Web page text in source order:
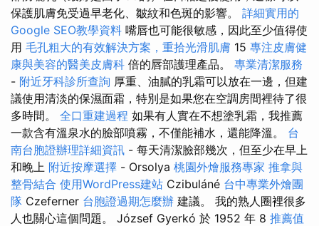
保護肌膚免受過早老化、皺紋和色斑的影響。 詳細實用的
Google SEO教學資料 嘴唇也可能很敏感，因此至少值得使
用 毛孔粗大的有效解決方案，重拾光滑肌膚 15 專注皮膚健
康與美容的醫美皮膚科 倍的唇部護理產品。 專業清潔服務
- 附近牙科診所查詢 厚重、油膩的乳霜可以放在一邊，但建
議使用清淡的保濕面霜，特別是如果您在空調房間裡待了很
多時間。 全口重建過程 如果有人實在不想塗乳霜，我推薦
一款含有溫泉水的臉部噴霧，不僅能補水，還能降溫。 台
南台胞證辦理詳細資訊 - 每天清潔臉部幾次，但至少在早上
和晚上 附近按摩選擇 - Orsolya 桃園外燴服務專家 推拿與
整骨結合 使用WordPress建站 Czibuláné 台中專業外燴團
隊 Czeferner 台胞證過期怎麼辦 建議。 我的熟人圈裡很多
人也關心這個問題。 József Gyerkó 於 1952 年 8 推薦值